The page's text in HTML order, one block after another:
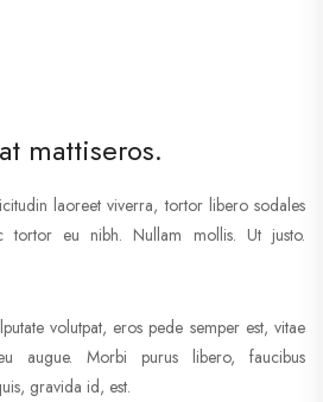
mattiseros.
laoreet viverra, tortor libero sodales
tortor eu nibh. Nullam mollis. Ut justo.
volutpat, eros pede semper est, vitae
augue. Morbi purus libero, faucibus
gravida id, est.